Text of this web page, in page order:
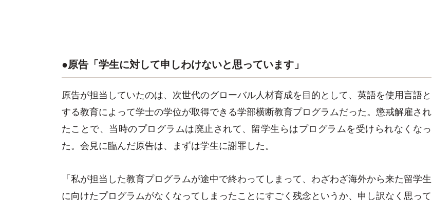
●原告「学生に対して申しわけないと思っています」
原告が担当していたのは、次世代のグローバル人材育成を目的として、英語を使用言語と
する教育によって学士の学位が取得できる学部横断教育プログラムだった。懲戒解雇され
たことで、当時のプログラムは廃止されて、留学生らはプログラムを受けられなくなっ
た。会見に臨んだ原告は、まずは学生に謝罪した。
「私が担当した教育プログラムが途中で終わってしまって、わざわざ海外から来た留学生
に向けたプログラムがなくなってしまったことにすごく残念というか、申し訳なく思って